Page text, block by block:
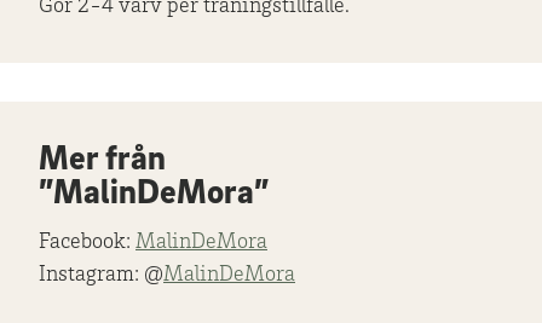
Gör 2-4 varv per träningstillfälle.
Mer från
”MalinDeMora”
Facebook: MalinDeMora
Instagram: @MalinDeMora